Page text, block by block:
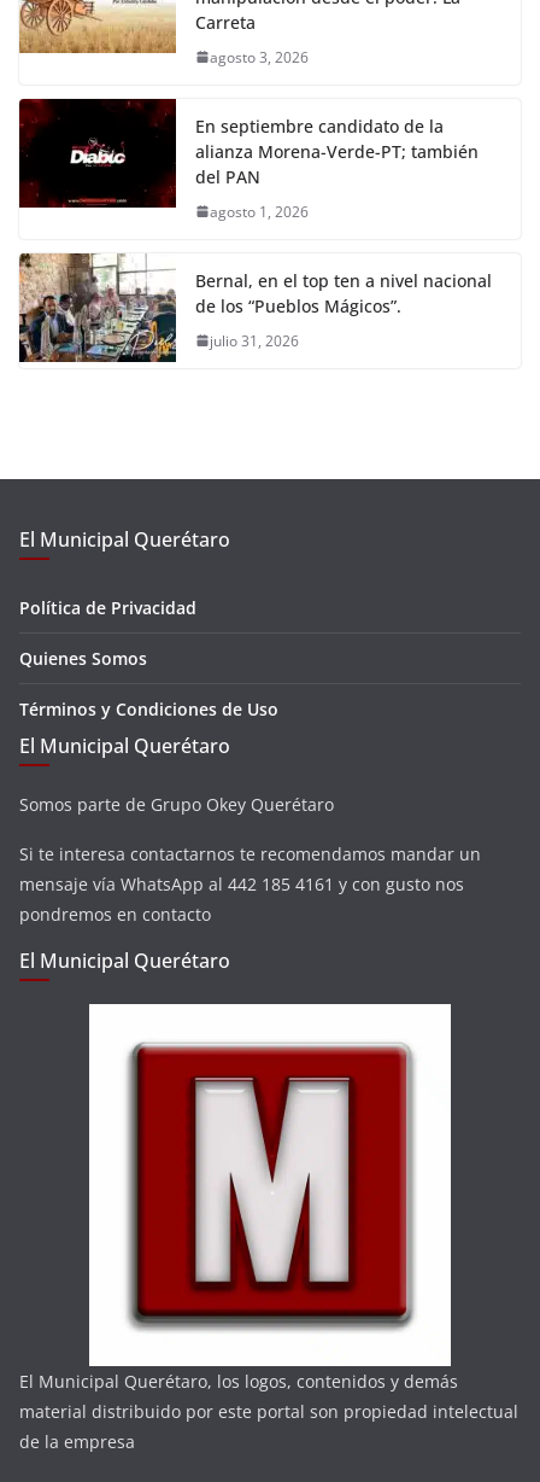
Carreta
agosto 3, 2026
En septiembre candidato de la
alianza Morena-Verde-PT; también
del PAN
agosto 1, 2026
Bernal, en el top ten a nivel nacional
de los “Pueblos Mágicos”.
julio 31, 2026
El Municipal Querétaro
Política de Privacidad
Quienes Somos
Términos y Condiciones de Uso
El Municipal Querétaro
Somos parte de Grupo Okey Querétaro
Si te interesa contactarnos te recomendamos mandar un
mensaje vía WhatsApp al 442 185 4161 y con gusto nos
pondremos en contacto
El Municipal Querétaro
El Municipal Querétaro, los logos, contenidos y demás
material distribuido por este portal son propiedad intelectual
de la empresa